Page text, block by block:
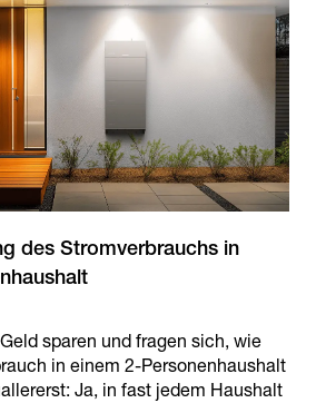
des Stromverbrauchs in
sparen und fragen sich, wie
in einem 2-Personenhaushalt
Ja, in fast jedem Haushalt